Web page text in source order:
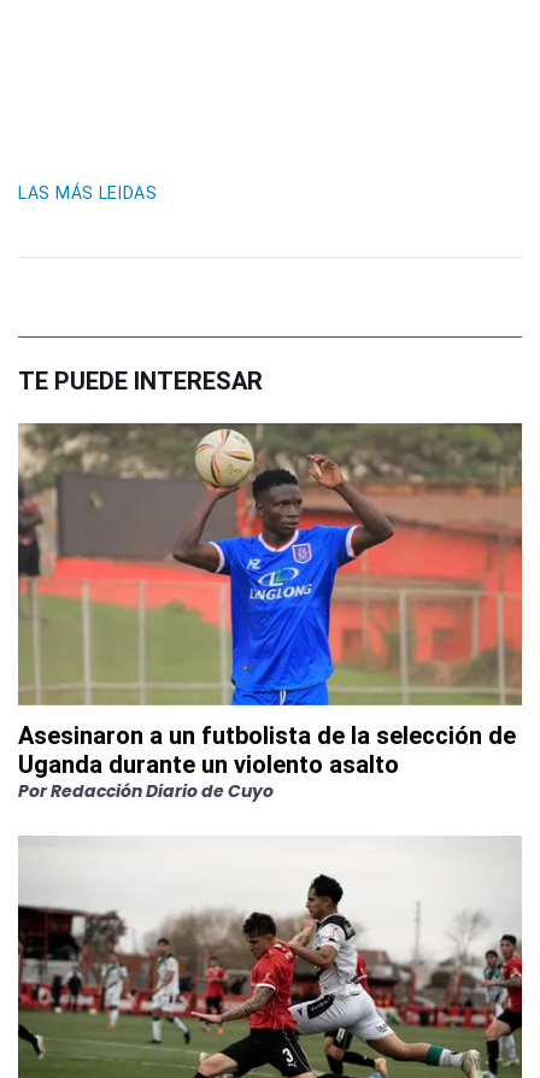
LAS MÁS LEIDAS
TE PUEDE INTERESAR
Asesinaron a un futbolista de la selección de
Uganda durante un violento asalto
PorRedacción Diario de Cuyo